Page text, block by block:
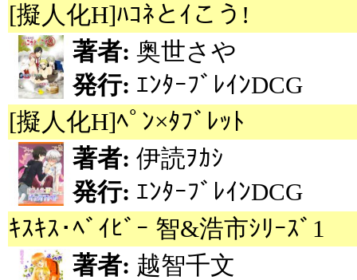
[擬人化H]ﾊｺﾈとｲこう!
著者: 奥世さや
発行: ｴﾝﾀｰﾌﾞﾚｲﾝDCG
[擬人化H]ﾍﾟﾝ×ﾀﾌﾞﾚｯﾄ
著者: 伊読ｦｶｼ
発行: ｴﾝﾀｰﾌﾞﾚｲﾝDCG
ｷｽｷｽ･ﾍﾞｲﾋﾞｰ 智&浩市ｼﾘｰｽﾞ1
著者: 越智千文